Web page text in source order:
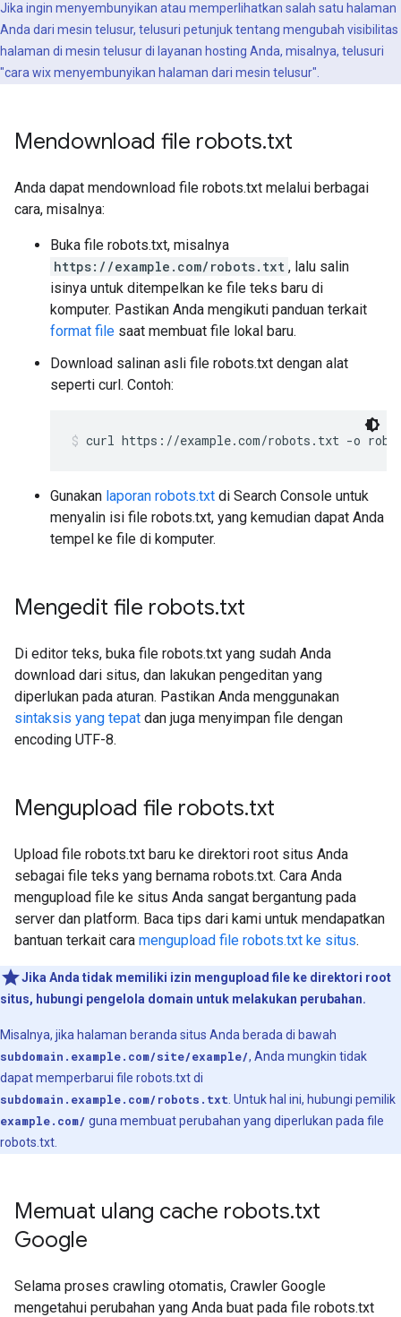
Jika ingin menyembunyikan atau memperlihatkan salah satu halaman
Anda dari mesin telusur, telusuri petunjuk tentang mengubah visibilitas
halaman di mesin telusur di layanan hosting Anda, misalnya, telusuri
"cara wix menyembunyikan halaman dari mesin telusur".
Mendownload file robots.txt
Anda dapat mendownload file robots.txt melalui berbagai
cara, misalnya:
Buka file robots.txt, misalnya
https://example.com/robots.txt , lalu salin
isinya untuk ditempelkan ke file teks baru di
komputer. Pastikan Anda mengikuti panduan terkait
format file saat membuat file lokal baru.
Download salinan asli file robots.txt dengan alat
seperti curl. Contoh:
curl https://example.com/robots.txt -o
Gunakan laporan robots.txt di Search Console untuk
menyalin isi file robots.txt, yang kemudian dapat Anda
tempel ke file di komputer.
Mengedit file robots.txt
Di editor teks, buka file robots.txt yang sudah Anda
download dari situs, dan lakukan pengeditan yang
diperlukan pada aturan. Pastikan Anda menggunakan
sintaksis yang tepat dan juga menyimpan file dengan
encoding UTF-8.
Mengupload file robots.txt
Upload file robots.txt baru ke direktori root situs Anda
sebagai file teks yang bernama robots.txt. Cara Anda
mengupload file ke situs Anda sangat bergantung pada
server dan platform. Baca tips dari kami untuk mendapatkan
bantuan terkait cara mengupload file robots.txt ke situs.
Jika Anda tidak memiliki izin mengupload file ke direktori root
situs, hubungi pengelola domain untuk melakukan perubahan.
Misalnya, jika halaman beranda situs Anda berada di bawah
subdomain.example.com/site/example/, Anda mungkin tidak
dapat memperbarui file robots.txt di
subdomain.example.com/robots.txt . Untuk hal ini, hubungi pemilik
example.com/ guna membuat perubahan yang diperlukan pada file
robots.txt.
Memuat ulang cache robots.txt
Google
Selama proses crawling otomatis, Crawler Google
mengetahui perubahan yang Anda buat pada file robots.txt